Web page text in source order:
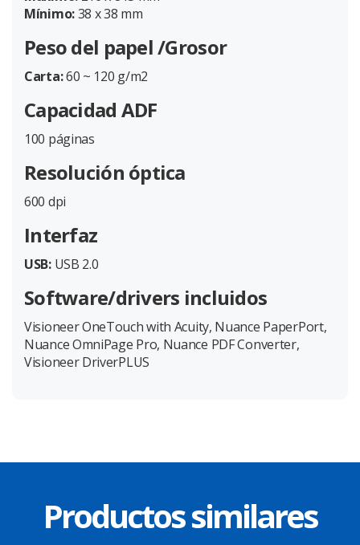
Mínimo:38 x 38 mm
Peso del papel /Grosor
Carta:60 ~ 120 g/m2
Capacidad ADF
100 páginas
Resolución óptica
600 dpi
Interfaz
USB:USB 2.0
Software/drivers incluidos
Visioneer OneTouch with Acuity, Nuance PaperPort,
Nuance OmniPage Pro, Nuance PDF Converter,
Visioneer DriverPLUS
Productos similares